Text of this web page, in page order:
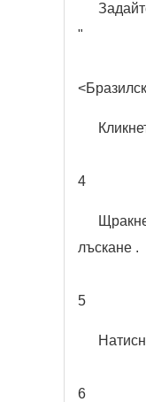
"
4
лъскане .
5
6